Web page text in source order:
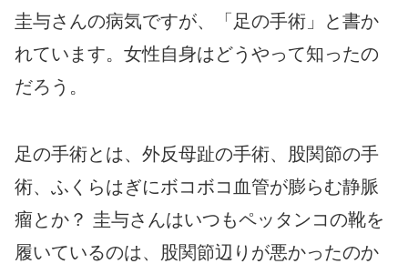
圭与さんの病気ですが、「足の手術」と書か
れています。女性自身はどうやって知ったの
だろう。
足の手術とは、外反母趾の手術、股関節の手
術、ふくらはぎにボコボコ血管が膨らむ静脈
瘤とか？ 圭与さんはいつもペッタンコの靴を
履いているのは、股関節辺りが悪かったのか